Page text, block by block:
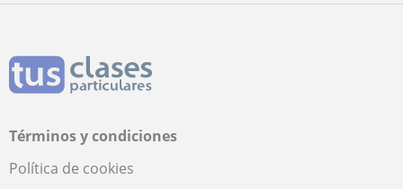
Términos y condiciones
Política de cookies